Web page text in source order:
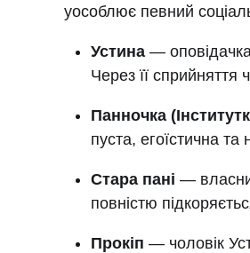
уособлює певний
Устина —
Через її сприйняття
Панночка
пуста, егоїстична
Стара пані —
повністю
Прокіп — чоловік